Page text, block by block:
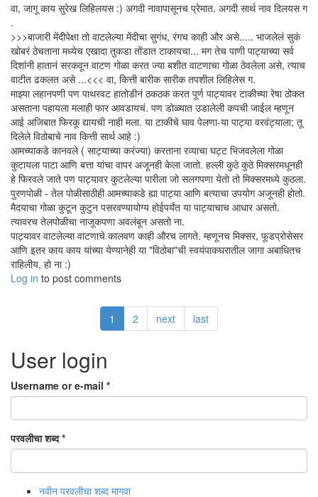
वा, जागू काय सुरेख लिहिलयस :) अगदी नावापासूनच प्रेमात. अगदी सार्थ नाव दिलयस ग
.
>>>बाजारी मेंदीपेक्षा तो वाटलेल्या मेंदीचा सुगंध, रंगच काही और असे..... भाजलेलं सुकं
खोबरं ठेचताना मध्येच एखादा तुकडा तोंडात टाकायचा... मग तेच पाणी पाट्याच्या सर्व
दिशांनी हातानं सरकवून वाटण गोळा करत ज्या बशीत वाटणाचा गोळा ठेवलेला असे, त्याच
वाटीत ढकलत असे ...<<< वा, कित्ती बारीक सारीक तपशील लिहिलेस ग.
माझ्या लहानपणी पण पाथरवट हातोडीनं ठकठक करत पूर्ण पाट्यावर टाकीच्या रेषा ठोकत
असताना पहायला मलाही फार आवडायचं. पण डोळ्यात उडालेली कपची जाईल म्हणून
आई अजिबात फिरकू द्यायची नाही मला. या टाकीचे घाव पेलणा-या पाट्या वरवंट्याला; तू
दिलेले विठोबाचे नाव कित्ती सार्थ आहे :)
आमच्याकडे कानवले ( साट्याच्या करंज्या) करताना रव्याचा घट्ट भिजवलेला गोळा
कुटायला पाटा आणि बत्ता यांचा वापर अजूनही केला जातो. हल्ली कुठे कुठे मिक्सरमधूनही
हे फिरवले जाते पण पाट्यावर कुटलेल्या पारीला जो सलगपणा येतो तो मिक्सरमध्ये कुठला.
पुरणपोळी - तेल पोळीसाठीही आमच्याकडे ह्या पाट्या आणि बत्याचा उपयोग अजूनही होतो.
मैदयाचा गोळा कुटून कुटुन पसरवण्यायोग्य होईपर्यंत या पाट्याचाच आधार असतो.
त्यावरच तेलपोळीचा नाजूकपणा अवलंबून असतो ना.
पाट्यावर वाटलेल्या वाटणाचे कालवण काही औरच लागते. म्हणूनच मिक्सर, फूडप्रोसेसर
आणि इतर काय काय यांच्या येण्यानेही या "विठोबा"ची स्वयंपाकघरातील जागा अबाधितच
राहिलीय, हो ना :)
Log in to post comments
1 2 next last
User login
Username or e-mail *
परवलीचा शब्द*
नवीन परवलीचा शब्द मागवा